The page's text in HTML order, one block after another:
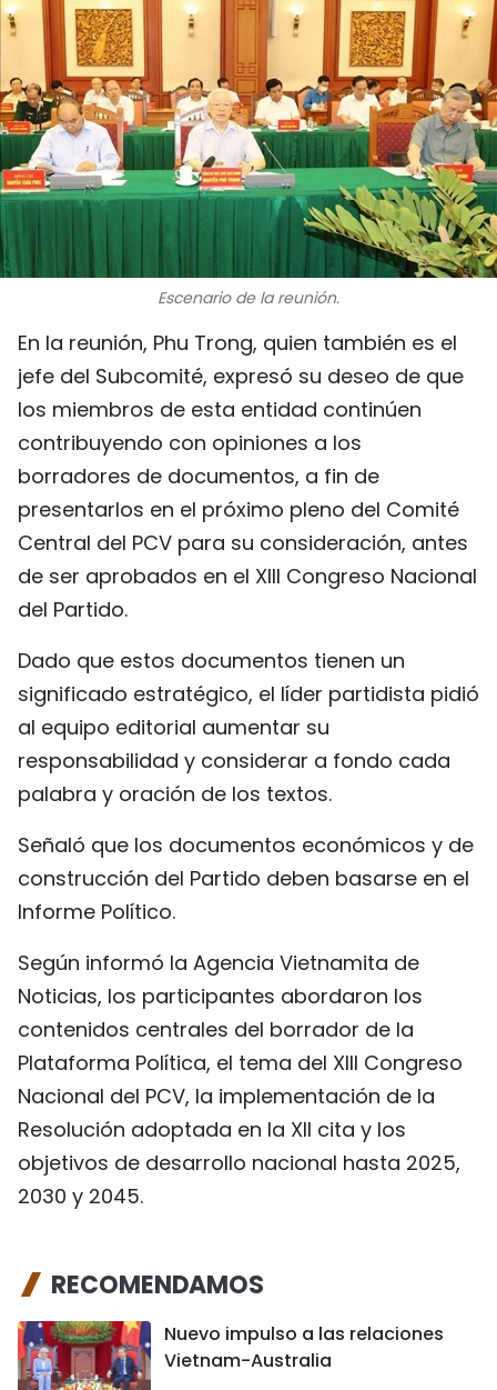
PUENTE DE AMISTAD
HISTORIAS MULTIMEDIA
FOTOGRAFÍA
¿QUIÉNES SOMOS?
TIẾNG VIỆT
中文
FRANÇAIS
РУССКИЙ
Escenario de la reunión.
En la reunión, Phu Trong, quien también es el
jefe del Subcomité, expresó su deseo de que
los miembros de esta entidad continúen
contribuyendo con opiniones a los
borradores de documentos, a fin de
presentarlos en el próximo pleno del Comité
Central del PCV para su consideración, antes
de ser aprobados en el XIII Congreso Nacional
del Partido.
Dado que estos documentos tienen un
significado estratégico, el líder partidista pidió
al equipo editorial aumentar su
responsabilidad y considerar a fondo cada
palabra y oración de los textos.
Señaló que los documentos económicos y de
construcción del Partido deben basarse en el
Informe Político.
Según informó la Agencia Vietnamita de
Noticias, los participantes abordaron los
contenidos centrales del borrador de la
Plataforma Política, el tema del XIII Congreso
Nacional del PCV, la implementación de la
Resolución adoptada en la XII cita y los
objetivos de desarrollo nacional hasta 2025,
2030 y 2045.
RECOMENDAMOS
Nuevo impulso a las relaciones
Vietnam-Australia